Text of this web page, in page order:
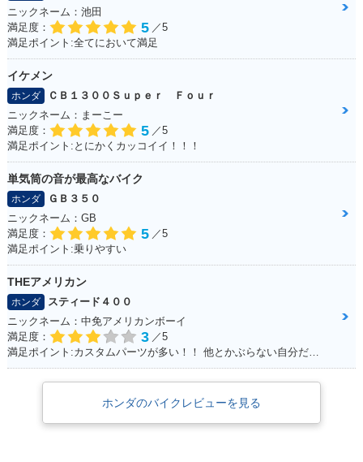
ニックネーム：池田
満足度：
5 ／5
満足ポイント:全てにおいて満足
イケメン
ホンダ
ＣＢ１３００Ｓｕｐｅｒ Ｆｏｕｒ
ニックネーム：まーこー
満足度：
5 ／5
満足ポイント:とにかくカッコイイ！！！
単気筒の音が最高なバイク
ホンダ
ＧＢ３５０
ニックネーム：GB
満足度：
5 ／5
満足ポイント:乗りやすい
THEアメリカン
ホンダ
スティード４００
ニックネーム：中免アメリカンボーイ
満足度：
3 ／5
満足ポイント:カスタムパーツが多い！！ 他とかぶらない自分だけのオリジナルバイクを作れます☆ 400ccだけど、カスタムすれば迫力満点
ホンダのバイクレビューを見る